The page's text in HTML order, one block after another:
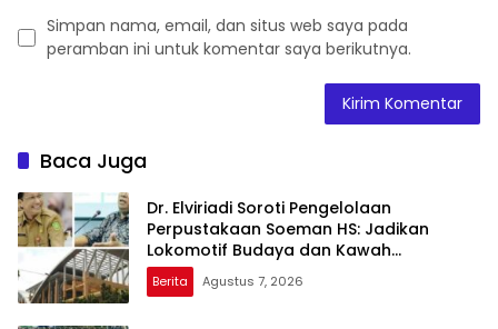
Simpan nama, email, dan situs web saya pada
peramban ini untuk komentar saya berikutnya.
Baca Juga
Dr. Elviriadi Soroti Pengelolaan
Perpustakaan Soeman HS: Jadikan
Lokomotif Budaya dan Kawah
Candradimuka Intelektual
Berita Agustus 7, 2026